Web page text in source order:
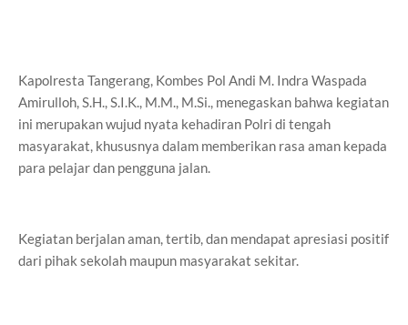
Kapolresta Tangerang, Kombes Pol Andi M. Indra Waspada
Amirulloh, S.H., S.I.K., M.M., M.Si., menegaskan bahwa kegiatan
ini merupakan wujud nyata kehadiran Polri di tengah
masyarakat, khususnya dalam memberikan rasa aman kepada
para pelajar dan pengguna jalan.
Kegiatan berjalan aman, tertib, dan mendapat apresiasi positif
dari pihak sekolah maupun masyarakat sekitar.